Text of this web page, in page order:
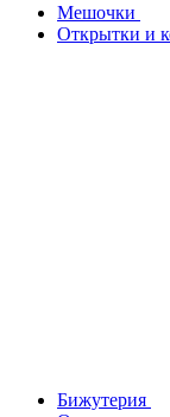
Мешочки
Открытки и
Бижутерия